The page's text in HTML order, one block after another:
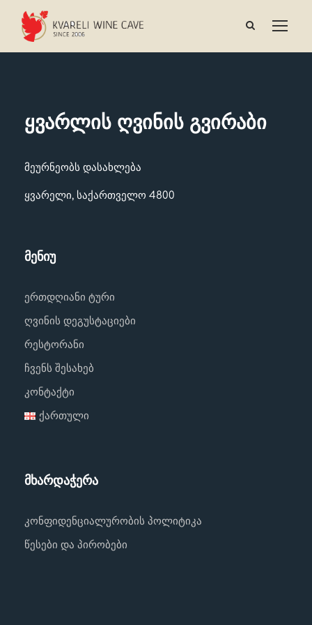
ყვარლის ღვინის გვირაბი
მეურნეობს დასახლება
ყვარელი, საქართველო 4800
მენიუ
ერთდღიანი ტური
ღვინის დეგუსტაციები
რესტორანი
ჩვენს შესახებ
კონტაქტი
ქართული
მხარდაჭერა
კონფიდენციალურობის პოლიტიკა
წესები და პირობები